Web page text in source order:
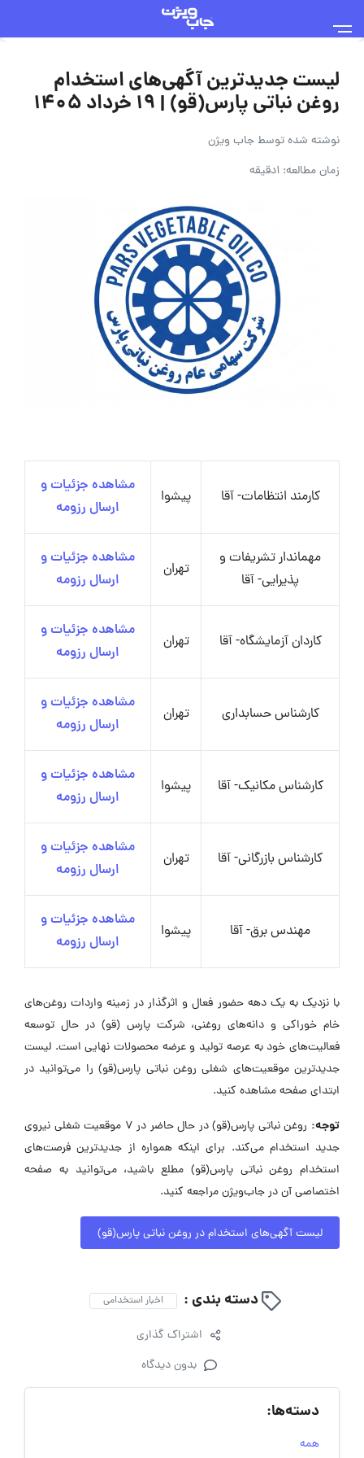
لیست جدیدترین آگهی‌های استخدام
روغن نباتی پارس(قو) | ۱۹ خرداد ۱۴۰۵
نوشته شده توسطجاب ویژن
زمان مطالعه: 1دقیقه
کارمند انتظامات- آقا پیشوا
مشاهده جزئیات و
ارسال رزومه
مهماندار تشریفات و
پذیرایی- آقا
تهران
مشاهده جزئیات و
ارسال رزومه
کاردان آزمایشگاه- آقا تهران
مشاهده جزئیات و
ارسال رزومه
کارشناس حسابداری تهران
مشاهده جزئیات و
ارسال رزومه
کارشناس مکانیک- آقا پیشوا
مشاهده جزئیات و
ارسال رزومه
کارشناس بازرگانی- آقا تهران
مشاهده جزئیات و
ارسال رزومه
مهندس برق- آقا پیشوا
مشاهده جزئیات و
ارسال رزومه
با نزدیک به یک دهه حضور فعال و اثرگذار در زمینه واردات روغن‌های
خام خوراکی و دانه‌های روغنی، شرکت پارس (قو) در حال توسعه
فعالیت‌های خود به عرصه تولید و عرضه محصولات نهایی است. لیست
جدیدترین موقعیت‌های شغلی روغن نباتی پارس(قو) را می‌توانید در
ابتدای صفحه مشاهده کنید.
توجه:
روغن نباتی پارس(قو) در حال حاضر در ۷ موقعیت شغلی نیروی
جدید استخدام می‌کند. برای اینکه همواره از جدیدترین فرصت‌های
استخدام روغن نباتی پارس(قو) مطلع باشید، می‌توانید به صفحه
اختصاصی آن در جاب‌ویژن مراجعه کنید.
لیست آگهی‌های استخدام در روغن نباتی پارس(قو)
دسته بندی : اخبار استخدامی
اشتراک گذاری
بدون دیدگاه
دسته‌ها:
همه